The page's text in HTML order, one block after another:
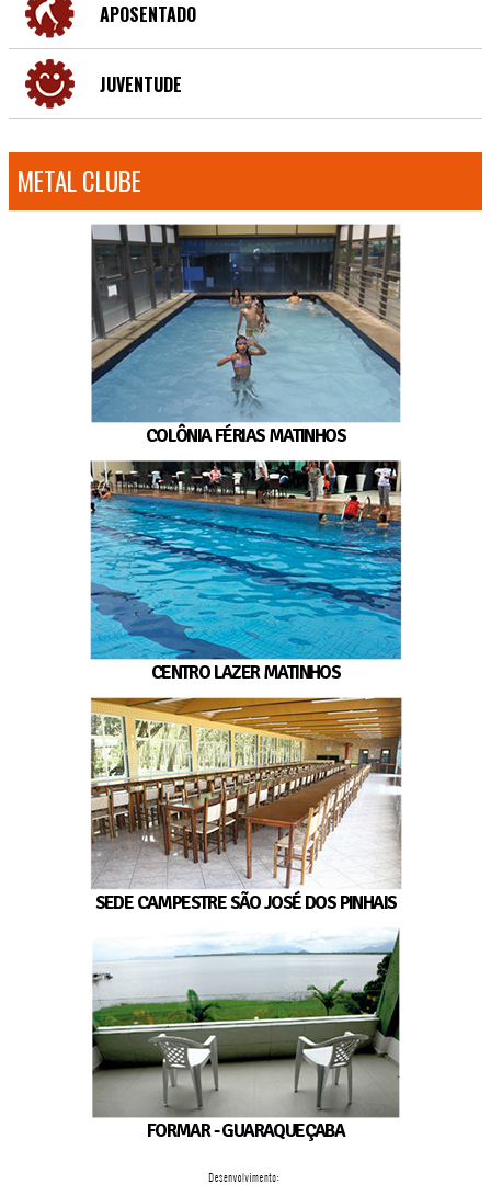
APOSENTADO
JUVENTUDE
METAL CLUBE
COLÔNIA FÉRIAS MATINHOS
CENTRO LAZER MATINHOS
SEDE CAMPESTRE SÃO JOSÉ DOS PINHAIS
FORMAR - GUARAQUEÇABA